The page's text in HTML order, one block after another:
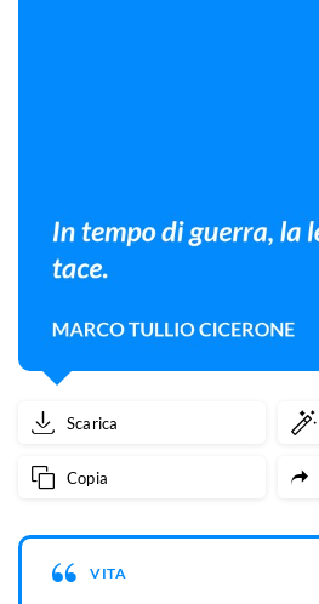
Scarica
Copia
VITA